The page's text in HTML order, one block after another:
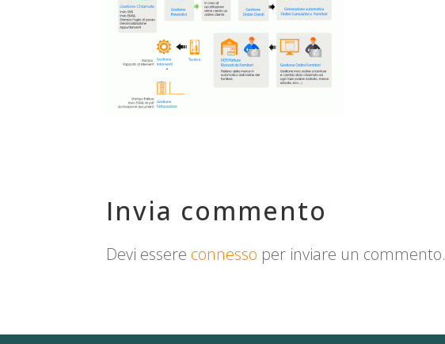
Invia commento
Devi essere connesso per inviare un commento.